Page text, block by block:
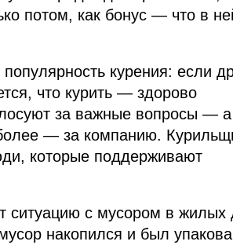
потом, как бонус — что в
курения: если
что курить — здорово
за важные вопросы —
— за компанию.
которые поддерживают
ситуацию с мусором в жилых
накопился и был